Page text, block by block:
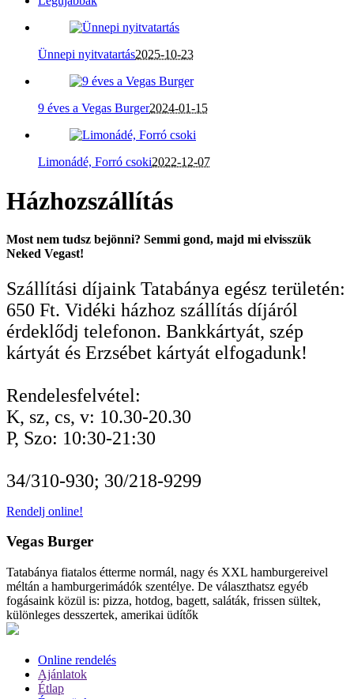
Ünnepi nyitvatartás2025-10-23
9 éves a Vegas Burger2024-01-15
Limonádé, Forró csoki2022-12-07
Házhozszállítás
Most nem tudsz bejönni? Semmi gond, majd mi elvisszük
Neked Vegast!
Szállítási díjaink Tatabánya egész területén:
650 Ft. Vidéki házhoz szállítás díjáról
érdeklődj telefonon. Bankkártyát, szép
kártyát és Erzsébet kártyát elfogadunk!
Rendelesfelvétel:
K, sz, cs, v: 10.30-20.30
P, Szo: 10:30-21:30
34/310-930; 30/218-9299
Rendelj online!
Vegas Burger
Tatabánya fiatalos étterme normál, nagy és XXL hamburgereivel
méltán a hamburgerimádók szentélye. De választhatsz egyéb
fogásaink közül is: pizza, hotdog, bagett, saláták, frissen sültek,
különleges desszertek, amerikai üdítők
Online rendelés
Ajánlatok
Étlap